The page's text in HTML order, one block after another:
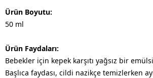
Ürün Boyutu:
50 ml
Ürün Faydaları:
Bebekler için kepek karşıtı yağsız bir
Başlıca faydası, cildi nazikçe temizlerken